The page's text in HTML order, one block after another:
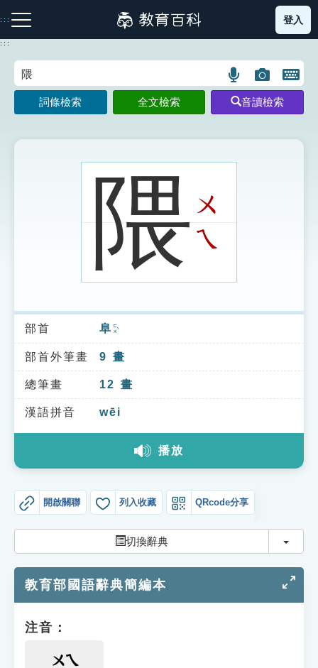
到
主
:::
注音索引圖示 筆畫索引圖示 部首索引表圖示
索引選單
知識索引
單字索引
生命大百科索引
教學應用
貓頭鷹博士
登入
:::
語
言
搜
示
圖
片
搜
開
鍵
圖
詞條檢索 全文檢索 音讀檢索
隈ㄨ
ㄟ
部首 阜 ㄈㄨˋ
部首外筆畫 9 畫
總筆畫 12 畫
漢語拼音 wēi
播放
開啟關聯 列入收藏 QRcode分享
切換辭典 切換
教育部國語辭典簡編本
注音：
ㄨㄟ